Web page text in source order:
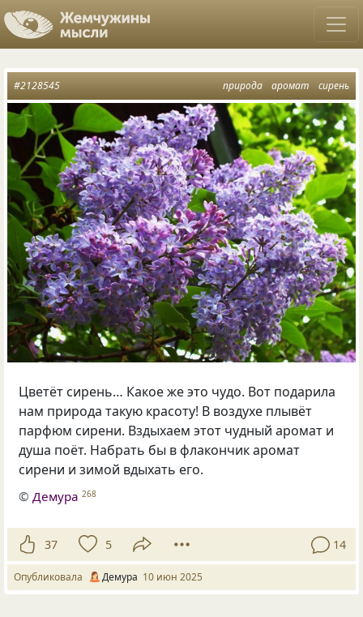
природа аромат сирень
#2128545
Цветёт сирень… Какое же это чудо. Вот подарила
нам природа такую красоту! В воздухе плывёт
парфюм сирени. Вздыхаем этот чудный аромат и
душа поёт. Набрать бы в флакончик аромат
сирени и зимой вдыхать его.
© Демура 268
37 5 14
Опубликовала Демура 10 июн 2025